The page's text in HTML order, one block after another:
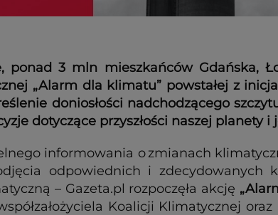
3 mln mieszkańców Gdańska,
„Alarm dla klimatu” powstałej z
doniosłości nadchodzącego
dotyczące przyszłości naszej planety i
informowania o zmianach
odpowiednich i zdecydowanych
– Gazeta.pl rozpoczęła akcję
Koalicji Klimatycznej